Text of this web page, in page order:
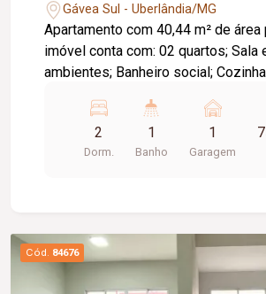
Gávea Sul - Uberlândia/MG
Apartamento com 40,44 m² de área
imóvel conta com: 02 quartos; Sala
ambientes; Banheiro social;
Portaria 24 horas; Portões
Câmeras de segurança; Sistema de
de festas; Playground; Mercadinho;
proporcionando conforto e
Informações complementares: Área
2
Dorm.
1
Banho
1
Garagem
Cód. 84676